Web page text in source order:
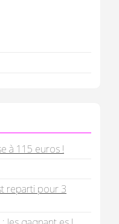
à 115 euros !
reparti pour 3